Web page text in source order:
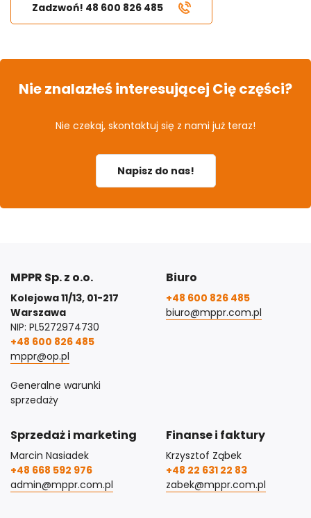
Zadzwoń! 48 600 826 485
Nie znalazłeś interesującej Cię części?
Nie czekaj, skontaktuj się z nami już teraz!
Napisz do nas!
MPPR Sp. z o.o.
Kolejowa 11/13, 01-217
Warszawa
NIP: PL5272974730
+48 600 826 485
mppr@op.pl
Generalne warunki
sprzedaży
Biuro
+48 600 826 485
biuro@mppr.com.pl
Sprzedaż i marketing
Marcin Nasiadek
+48 668 592 976
admin@mppr.com.pl
Finanse i faktury
Krzysztof Ząbek
+48 22 631 22 83
zabek@mppr.com.pl